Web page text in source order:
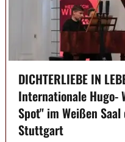
DICHTERLIEBE IN
Internationale Hugo-
Spot" im Weißen Saal
Stuttgart